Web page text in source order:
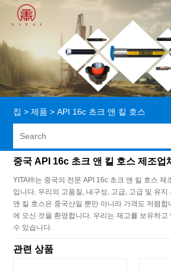
집 > 제품 > API 16c 초크 앤 킬 호스
중국 API 16c 초크 앤 킬 호스 제조업
YITAI®는 중국의 전문 API 16c 초크 앤 킬 호스 제
입니다. 우리의 고품질, 내구성, 고급, 고급 및 유
앤 킬 호스은 중국산일 뿐만 아니라 가격도 저렴합
에 오신 것을 환영합니다. 우리는 재고를 보유하
수 있습니다.
관련 상품